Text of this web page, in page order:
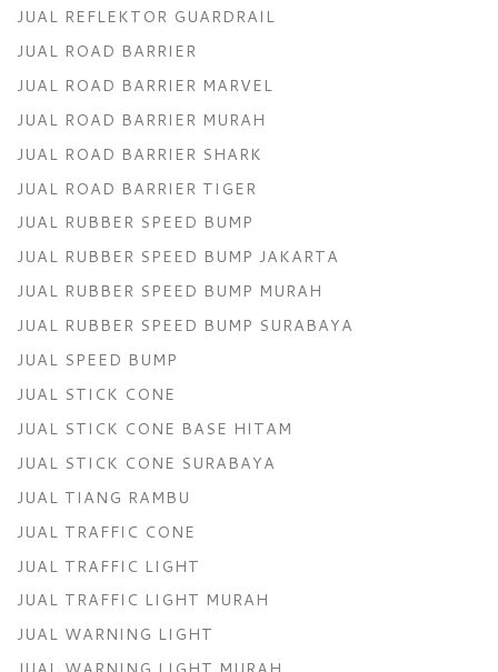
JUAL REFLEKTOR GUARDRAIL
JUAL ROAD BARRIER
JUAL ROAD BARRIER MARVEL
JUAL ROAD BARRIER MURAH
JUAL ROAD BARRIER SHARK
JUAL ROAD BARRIER TIGER
JUAL RUBBER SPEED BUMP
JUAL RUBBER SPEED BUMP JAKARTA
JUAL RUBBER SPEED BUMP MURAH
JUAL RUBBER SPEED BUMP SURABAYA
JUAL SPEED BUMP
JUAL STICK CONE
JUAL STICK CONE BASE HITAM
JUAL STICK CONE SURABAYA
JUAL TIANG RAMBU
JUAL TRAFFIC CONE
JUAL TRAFFIC LIGHT
JUAL TRAFFIC LIGHT MURAH
JUAL WARNING LIGHT